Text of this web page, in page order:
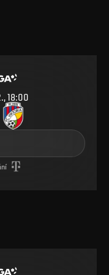
18:00